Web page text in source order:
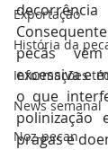
Exportação
História da
Informações
News semanal
Noz-pecan
pecãs
excessiva e
o que
pragas e